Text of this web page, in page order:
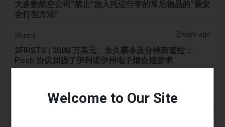
大多数航空公司“禁止”放入托运行李的常见物品的“最安
全打包方法”
2Firsts 2 days ago
2FIRSTS | 2000 万美元、永久禁令及分销商管控：
Posh 协议加强了伊利诺伊州电子烟合规要求
烟草法案：Dhlomo 呼吁采取危害减少方法
Welcome to Our Site